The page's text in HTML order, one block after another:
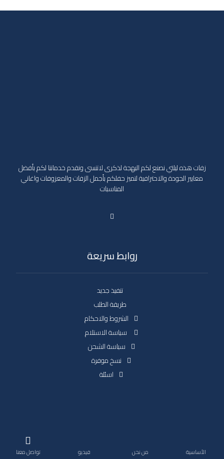
زفات هذه ليلتي نصنع لكم البهجة لذكرى لاتنسى ونقدم خدماتنا لكم بأفضل
معايير الجودة والاحترافية لتميز حفلكم بأجمل الزفات والمعزوفات واغاني
المناسبات
روابط سريعة
تنفيذ جديد
طريقة الطلب
الشروط والاحكام
سياسة الاستلام
سياسة الشحن
نسخ موفرة
اسئلة
الأساسية من نحن فيديو تواصل معنا